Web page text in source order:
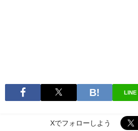
LINE
Xでフォローしよう